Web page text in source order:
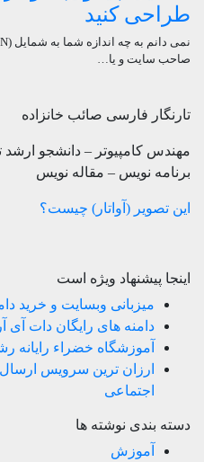
طراحی کنید
صاحب سایت و یا…
تارنگار فارسی صائب خانزاده
مهندس کامپیوتر – دانشجو ارشد
برنامه نویس – مقاله نویس
این تصویر (آواتار) چیست؟
اینجا پیشنهاد ویژه است
میزبانی وبسایت و خرید
دامنه های رایگان دات آی
آموزشگاه خضراء رایانه
ارزان ترین سرویس
اجتماعی
دسته بندی نوشته ها
آموزش